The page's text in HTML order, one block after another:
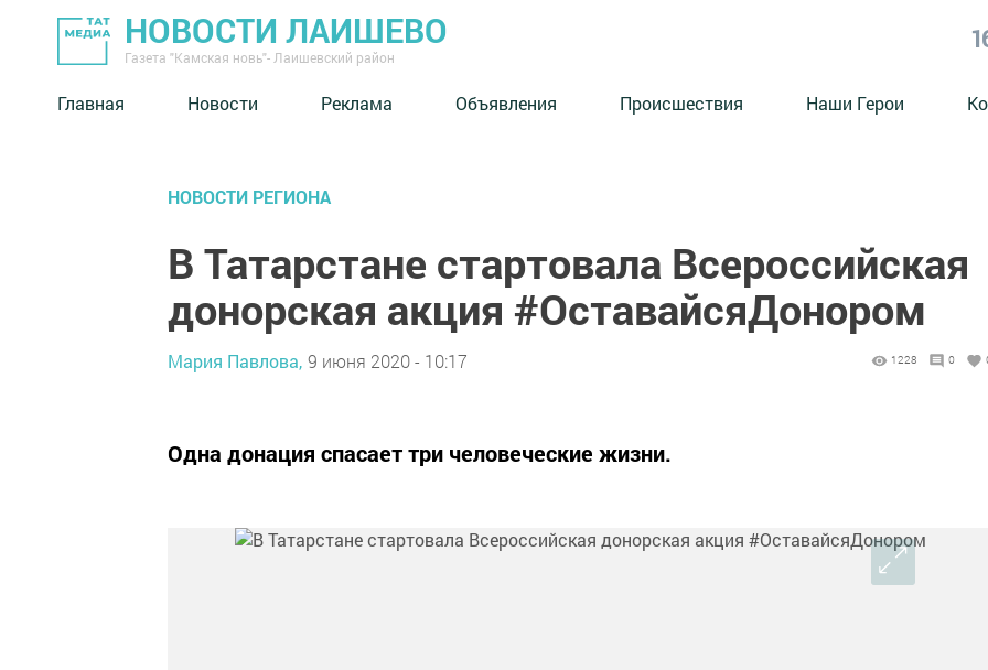
НОВОСТИ ЛАИШЕВО
Газета "Камская новь"- Лаишевский район
Главная Новости Реклама Объявления Происшествия Наши Герои
НОВОСТИ РЕГИОНА
В Татарстане стартовала Всероссийская
донорская акция #ОставайсяДонором
Мария Павлова, 9 июня 2020 - 10:17 1228 0
​​​​​​​Одна донация спасает три человеческие жизни.